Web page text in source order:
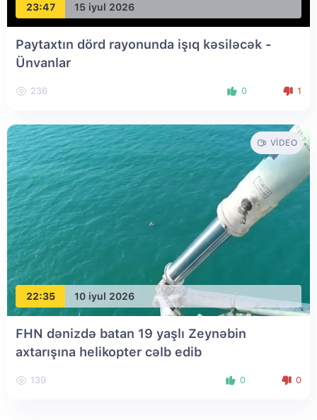
23:47 15 iyul 2026
Paytaxtın dörd rayonunda işıq kəsiləcək -
Ünvanlar
236 0 1
22:35 10 iyul 2026
VIDEO
FHN dənizdə batan 19 yaşlı Zeynəbin
axtarışına helikopter cəlb edib
139 0 0